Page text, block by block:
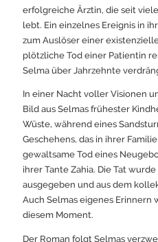
erfolgreiche Ärztin, die seit
lebt. Ein einzelnes Ereignis in
zum Auslöser einer
plötzliche Tod einer Patientin
Selma über Jahrzehnte
In einer Nacht voller Visionen
Bild aus Selmas frühester
Wüste, während eines
Geschehens, das in ihrer
gewaltsame Tod eines
ihrer Tante Zahia. Die Tat
ausgegeben und aus dem
Auch Selmas eigenes Erinnern
diesem Moment.
Der Roman folgt Selmas